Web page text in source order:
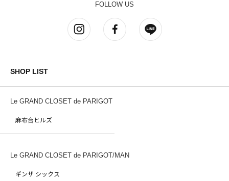
FOLLOW US
SHOP LIST
Le GRAND CLOSET de PARIGOT
麻布台ヒルズ
Le GRAND CLOSET de PARIGOT/MAN
ギンザ シックス